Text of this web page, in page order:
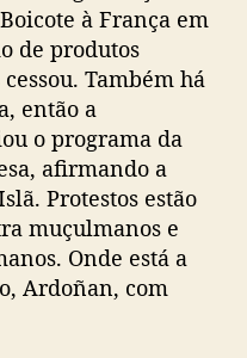
à França em
de produtos
Também há
então a
o programa da
afirmando a
Protestos estão
muçulmanos e
Onde está a
Ardoñan, com